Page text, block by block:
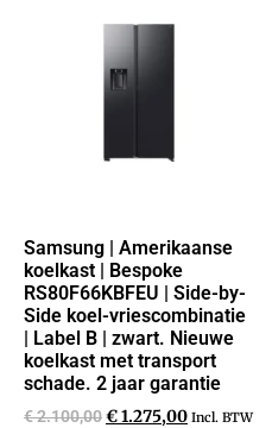
Samsung | Amerikaanse
koelkast | Bespoke
RS80F66KBFEU | Side-by-
Side koel-vriescombinatie
| Label B | zwart. Nieuwe
koelkast met transport
schade. 2 jaar garantie
€2.100,00€1.275,00 Incl. BTW